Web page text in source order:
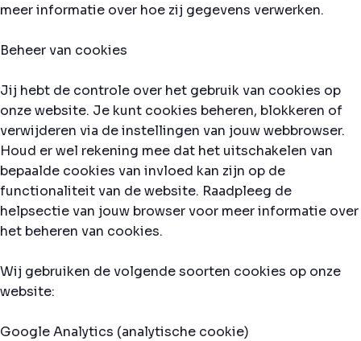
meer informatie over hoe zij gegevens verwerken.
Beheer van cookies
Jij hebt de controle over het gebruik van cookies op
onze website. Je kunt cookies beheren, blokkeren of
verwijderen via de instellingen van jouw webbrowser.
Houd er wel rekening mee dat het uitschakelen van
bepaalde cookies van invloed kan zijn op de
functionaliteit van de website. Raadpleeg de
helpsectie van jouw browser voor meer informatie over
het beheren van cookies.
Wij gebruiken de volgende soorten cookies op onze
website:
Google Analytics (analytische cookie)